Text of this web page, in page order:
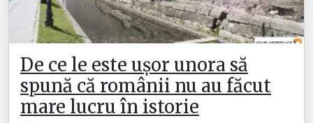
De ce le este ușor unora să
spună că românii nu au făcut
mare lucru în istorie